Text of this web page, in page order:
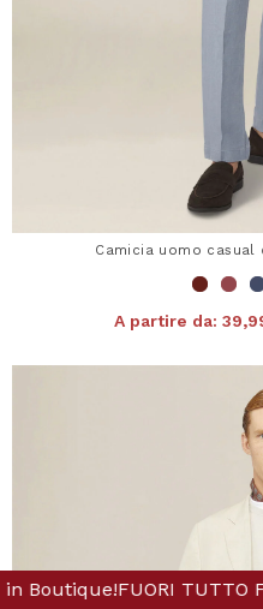
& in Boutique!
Camicia uomo
A partire da:
Fino al -80% Online & in